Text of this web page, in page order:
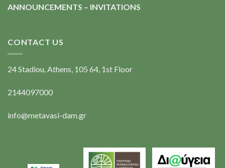
ANNOUNCEMENTS – INVITATIONS
CONTACT US
24 Stadiou, Athens, 105 64, 1st Floor
2144097000
info@metavasi-dam.gr